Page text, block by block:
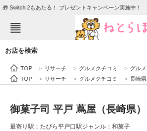
🎁 Switch 2もあたる！ プレゼントキャンペーン実施中！
エンタメ クイズ
住まい 教育・育児
お店を検索
TOP > リサーチ > グルメクチコミ > グルメ
TOP
> リサーチ > グルメクチコミ > 長崎県
御菓子司 平戸 蔦屋（長崎県）
最寄り駅：たびら平戸口駅ジャンル：和菓子